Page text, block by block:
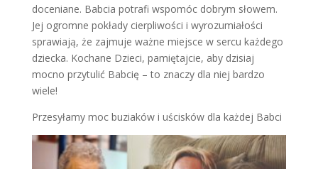
doceniane. Babcia potrafi wspomóc dobrym słowem.
Jej ogromne pokłady cierpliwości i wyrozumiałości
sprawiają, że zajmuje ważne miejsce w sercu każdego
dziecka. Kochane Dzieci, pamiętajcie, aby dzisiaj
mocno przytulić Babcię – to znaczy dla niej bardzo
wiele!
Przesyłamy moc buziaków i uścisków dla każdej Babci